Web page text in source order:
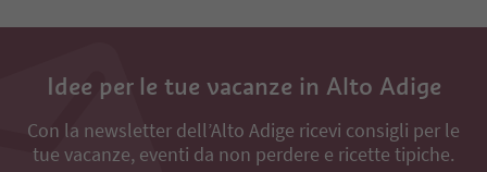
Idee per le tue vacanze in Alto Adige
Con la newsletter dell’Alto Adige ricevi consigli per le
tue vacanze, eventi da non perdere e ricette tipiche.